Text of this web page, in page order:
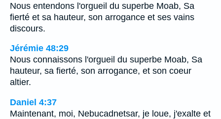
Nous entendons l'orgueil du superbe Moab, Sa
fierté et sa hauteur, son arrogance et ses vains
discours.
Jérémie 48:29
Nous connaissons l'orgueil du superbe Moab, Sa
hauteur, sa fierté, son arrogance, et son coeur
altier.
Daniel 4:37
Maintenant, moi, Nebucadnetsar, je loue, j'exalte et